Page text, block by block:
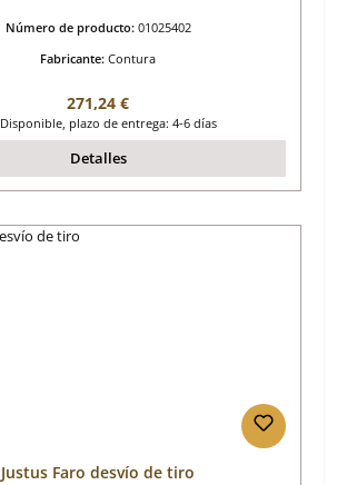
Número de producto: 01025402
Fabricante: Contura
Precio normal:
271,24 €
Disponible, plazo de entrega: 4-6 días
Detalles
Justus Faro desvío de tiro